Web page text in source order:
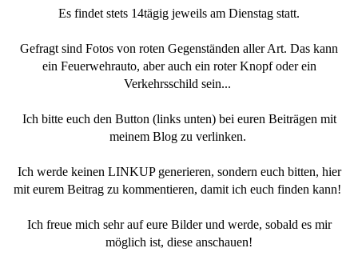
Es findet stets 14tägig jeweils am Dienstag statt.
Gefragt sind Fotos von roten Gegenständen aller Art. Das kann
ein Feuerwehrauto, aber auch ein roter Knopf oder ein
Verkehrsschild sein...
Ich bitte euch den Button (links unten) bei euren Beiträgen mit
meinem Blog zu verlinken.
Ich werde keinen LINKUP generieren, sondern euch bitten, hier
mit eurem Beitrag zu kommentieren, damit ich euch finden kann!
Ich freue mich sehr auf eure Bilder und werde, sobald es mir
möglich ist, diese anschauen!